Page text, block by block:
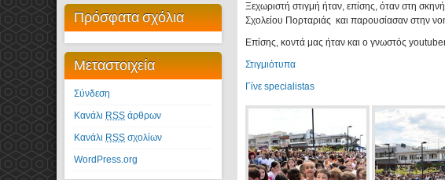
Πρόσφατα σχόλια
Μεταστοιχεία
Σύνδεση
Κανάλι RSS άρθρων
Κανάλι RSS σχολίων
WordPress.org
Ξεχωριστή στιγμή ήταν, επίσης, όταν στη
Σχολείου Πορταριάς και παρουσίασαν στην
Επίσης, κοντά μας ήταν και ο γνωστός
Στιγμιότυπα
Γίνε specialistas